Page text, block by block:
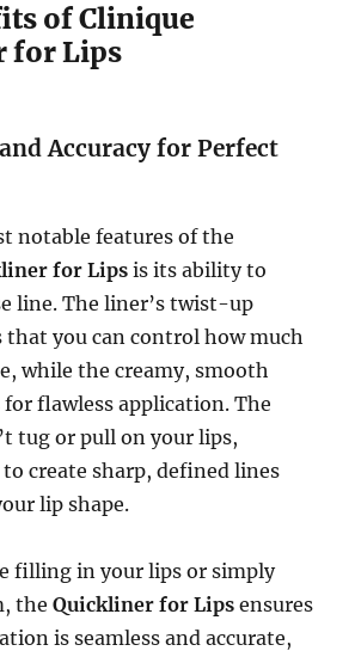
of Clinique
for Lips
Accuracy for Perfect
notable features of the
for Lips is its ability to
line. The liner’s twist-up
that you can control how much
while the creamy, smooth
flawless application. The
tug or pull on your lips,
create sharp, defined lines
lip shape.
filling in your lips or simply
theQuickliner for Lips ensures
is seamless and accurate,